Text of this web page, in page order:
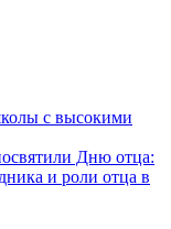
с высокими
Дню отца:
и роли отца в